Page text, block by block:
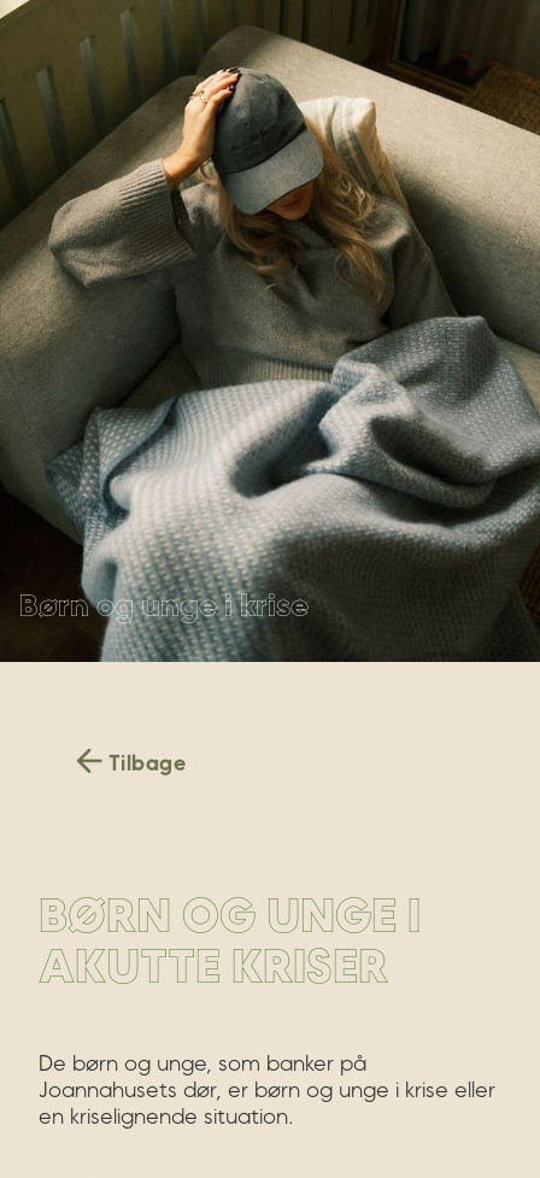
Børn og unge i krise
Tilbage
BØRN OG UNGE I
AKUTTE KRISER
De børn og unge, som banker på
Joannahusets dør, er børn og unge i krise eller
en kriselignende situation.